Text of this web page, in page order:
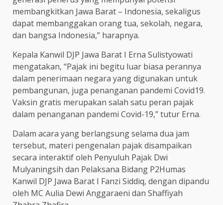
membangkitkan Jawa Barat – Indonesia, sekaligus
dapat membanggakan orang tua, sekolah, negara,
dan bangsa Indonesia,” harapnya.
Kepala Kanwil DJP Jawa Barat I Erna Sulistyowati
mengatakan, “Pajak ini begitu luar biasa perannya
dalam penerimaan negara yang digunakan untuk
pembangunan, juga penanganan pandemi Covid19.
Vaksin gratis merupakan salah satu peran pajak
dalam penanganan pandemi Covid-19,” tutur Erna.
Dalam acara yang berlangsung selama dua jam
tersebut, materi pengenalan pajak disampaikan
secara interaktif oleh Penyuluh Pajak Dwi
Mulyaningsih dan Pelaksana Bidang P2Humas
Kanwil DJP Jawa Barat I Fanzi Siddiq, dengan dipandu
oleh MC Aulia Dewi Anggaraeni dan Shaffiyah